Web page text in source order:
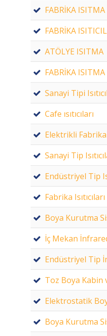
FABRİKA
FABRİKA
ATÖLYE ISITMA
FABRİKA ISITMA
Sanayi Tipi
Cafe ısıtıcıları
Elektrikli Fabrika
Sanayi Tip
Endüstriyel Tip
Fabrika
Boya Kurutma
İç Mekan
Endüstriyel Tip
Toz Boya Kabin
Elektrostatik
Boya Kurutma